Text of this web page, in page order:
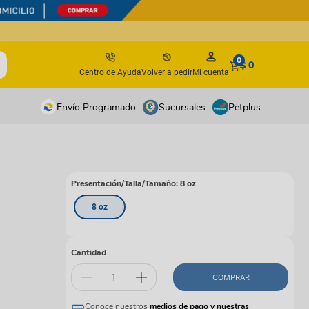
Centro de AyudaVolver a pedirMi cuenta
0$ 0
y suplementos
y suplementos
Envío Programado Sucursales Petplus
Presentación/Talla/Tamaño:8 oz
8 oz
Cantidad
COMPRAR
Conoce nuestros medios de pago y nuestras